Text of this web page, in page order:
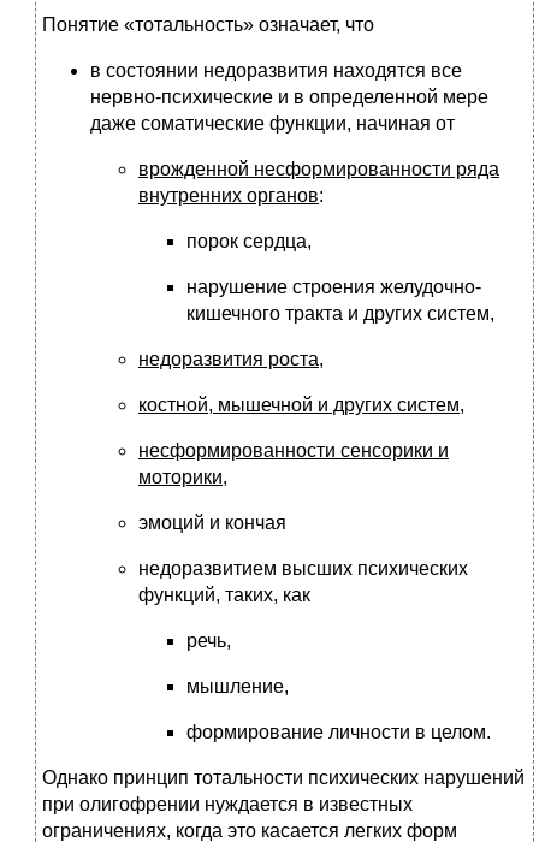
Понятие «тотальность» означает, что
в состоянии недоразвития находятся все
нервно-психические и в определенной мере
даже соматические функции, начиная от
врожденной несформированности ряда
внутренних органов:
порок сердца,
нарушение строения желудочно-
кишечного тракта и других систем,
недоразвития роста,
костной, мышечной и других систем,
несформированности сенсорики и
моторики,
эмоций и кончая
недоразвитием высших психических
функций, таких, как
речь,
мышление,
формирование личности в целом.
Однако принцип тотальности психических нарушений
при олигофрении нуждается в известных
ограничениях, когда это касается легких форм